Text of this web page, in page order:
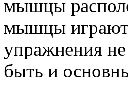
мышцы
мышцы играют
упражнения
быть и